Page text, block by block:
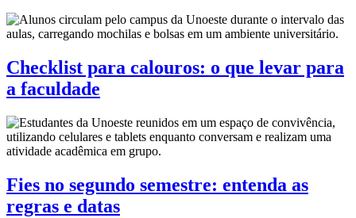
Checklist para calouros: o que levar para
a faculdade
Fies no segundo semestre: entenda as
regras e datas